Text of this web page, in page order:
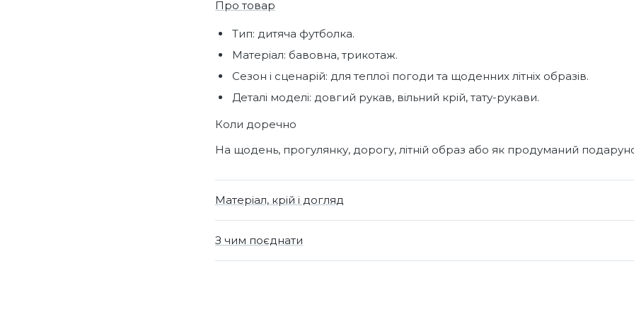
Про товар
Тип: дитяча футболка.
Матеріал: бавовна, трикотаж.
Сезон і сценарій: для теплої погоди та щоденних літніх образів.
Деталі моделі: довгий рукав, вільний крій, тату-рукави.
Коли доречно
На щодень, прогулянку, дорогу, літній образ або як продуманий
Матеріал, крій і догляд
З чим поєднати